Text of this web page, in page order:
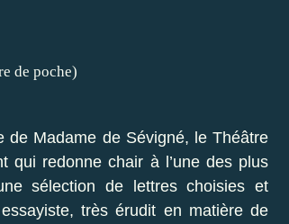
de Madame de Sévigné, le Théâtre
qui redonne chair à l’une des plus
sélection de lettres choisies et
très érudit en matière de